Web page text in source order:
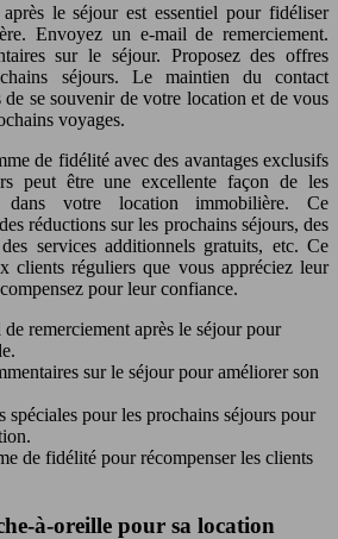
le séjour est essentiel pour fidéliser
Envoyez un e-mail de remerciement.
sur le séjour. Proposez des offres
séjours. Le maintien du contact
de se souvenir de votre location et de vous
voyages.
de fidélité avec des avantages exclusifs
peut être une excellente façon de les
dans votre location immobilière. Ce
réductions sur les prochains séjours, des
services additionnels gratuits, etc. Ce
clients réguliers que vous appréciez leur
pour leur confiance.
remerciement après le séjour pour
sur le séjour pour améliorer son
spéciales pour les prochains séjours pour
de fidélité pour récompenser les clients
à-oreille pour sa location